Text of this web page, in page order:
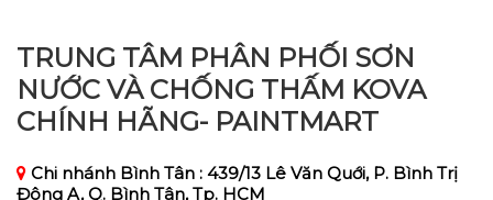
TRUNG TÂM PHÂN PHỐI SƠN
NƯỚC VÀ CHỐNG THẤM KOVA
CHÍNH HÃNG- PAINTMART
Chi nhánh Bình Tân : 439/13 Lê Văn Quới, P. Bình Trị
Đông A, Q. Bình Tân, Tp. HCM